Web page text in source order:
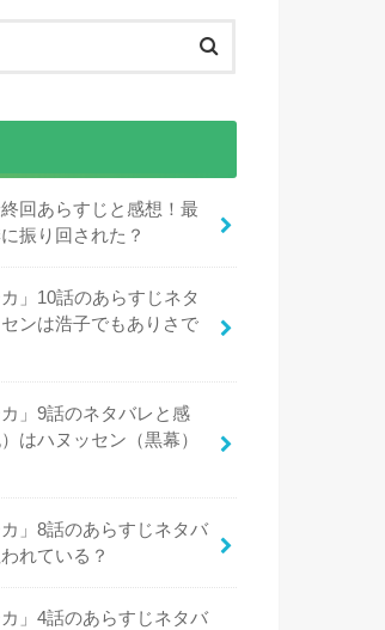
回あらすじと感想！最
振り回された？
」10話のあらすじネタ
ンは浩子でもありさで
」9話のネタバレと感
はハヌッセン（黒幕）
カ」8話のあらすじネタバ
れている？
カ」4話のあらすじネタバ